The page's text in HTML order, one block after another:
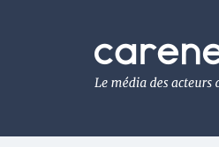
Le
média
de